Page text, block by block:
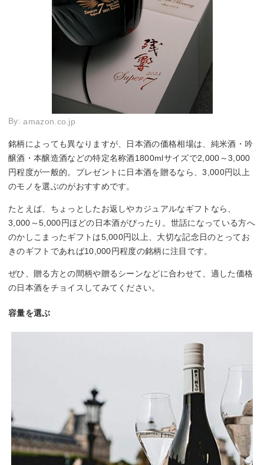
By:amazon.co.jp
銘柄によっても異なりますが、日本酒の価格相場は、純米酒・吟
醸酒・本醸造酒などの特定名称酒1800mlサイズで2,000～3,000
円程度が一般的。プレゼントに日本酒を贈るなら、3,000円以上
のモノを選ぶのがおすすめです。
たとえば、ちょっとしたお返しやカジュアルなギフトなら、
3,000～5,000円ほどの日本酒がぴったり。世話になっている方へ
のかしこまったギフトは5,000円以上、大切な記念日のとってお
きのギフトであれば10,000円程度の銘柄に注目です。
ぜひ、贈る方との間柄や贈るシーンなどに合わせて、適した価格
の日本酒をチョイスしてみてください。
容量を選ぶ